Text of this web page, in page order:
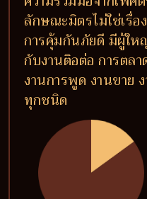
ลักษณะมิตรไม่ใช่เรื่
การคุ้มกันภัยดี มีผู้ให
กับงานติอต่อ การตล
งานการพูด งานขาย
ทุกชนิด